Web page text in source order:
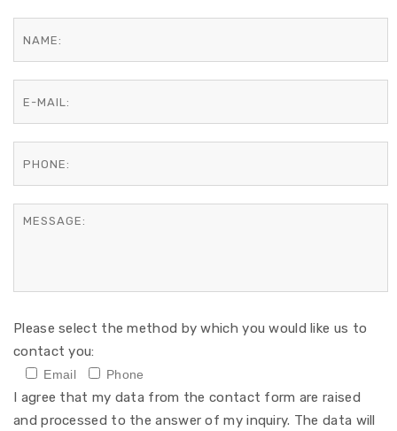
Please select the method by which you would like us to
contact you:
Email Phone
I agree that my data from the contact form are raised
and processed to the answer of my inquiry. The data will